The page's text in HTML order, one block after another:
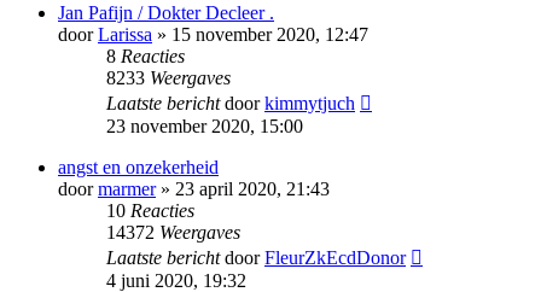
Jan Pafijn / Dokter Decleer .
doorLarissa » 15 november 2020, 12:47
8 Reacties
8233 Weergaves
Laatste berichtdoorkimmytjuch
23 november 2020, 15:00
angst en onzekerheid
doormarmer» 23 april 2020, 21:43
10 Reacties
14372 Weergaves
Laatste berichtdoorFleurZkEcdDonor
4 juni 2020, 19:32